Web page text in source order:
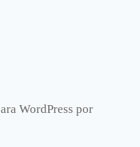
WordPress por